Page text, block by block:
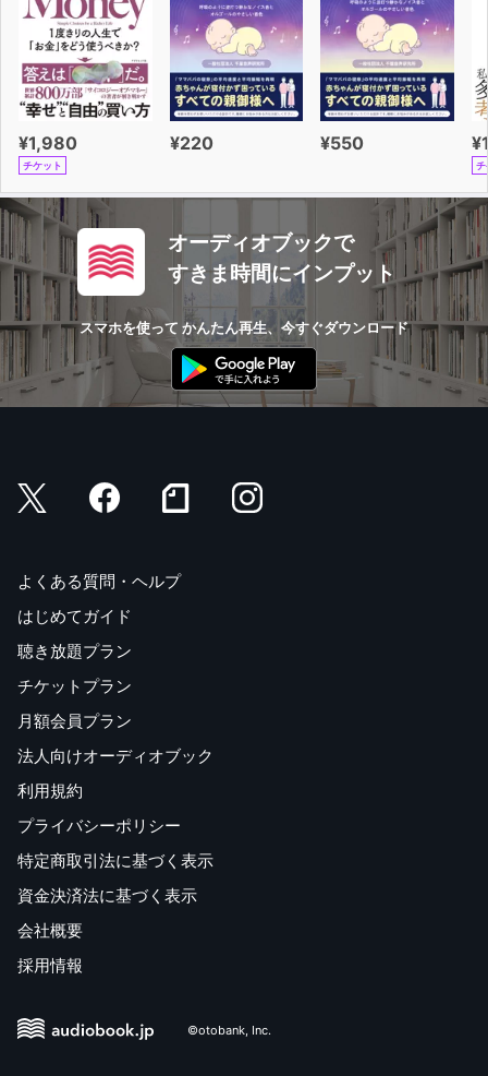
¥1,980
チケット
¥220 ¥550
チ
オーディオブックで
すきま時間にインプット
スマホを使って かんたん再生、今すぐダウンロード
よくある質問・ヘルプ
はじめてガイド
聴き放題プラン
チケットプラン
月額会員プラン
法人向けオーディオブック
利用規約
プライバシーポリシー
特定商取引法に基づく表示
資金決済法に基づく表示
会社概要
採用情報
©otobank, Inc.